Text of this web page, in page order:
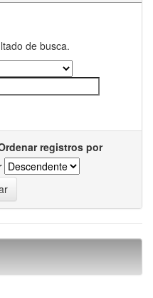
de busca.
registros por